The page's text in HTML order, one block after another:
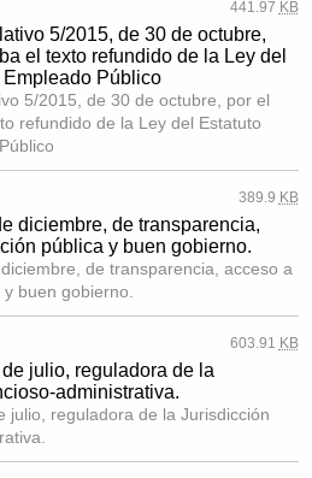
441.97 KB
5/2015, de 30 de octubre,
el texto refundido de la Ley del
Público
5/2015, de 30 de octubre, por el
refundido de la Ley del Estatuto
389.9 KB
diciembre, de transparencia,
pública y buen gobierno.
de transparencia, acceso a
buen gobierno.
603.91 KB
julio, reguladora de la
administrativa.
julio, reguladora de la Jurisdicción